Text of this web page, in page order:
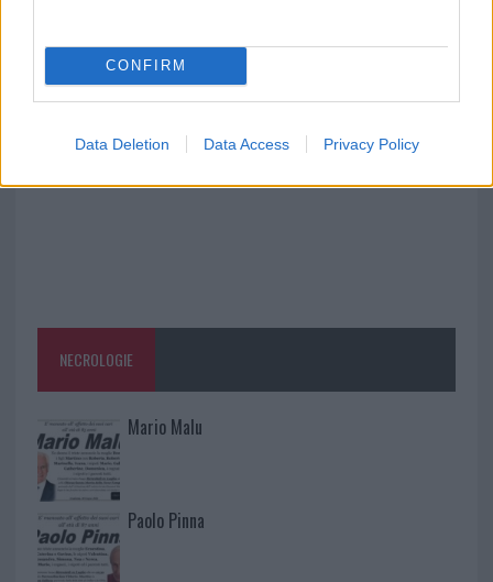
CONFIRM
Data Deletion Data Access Privacy Policy
Monte Pino, la fine di un lungo dolore: storia e
rinascita della strada che segnò la Gallura
NECROLOGIE
Mario Malu
Paolo Pinna